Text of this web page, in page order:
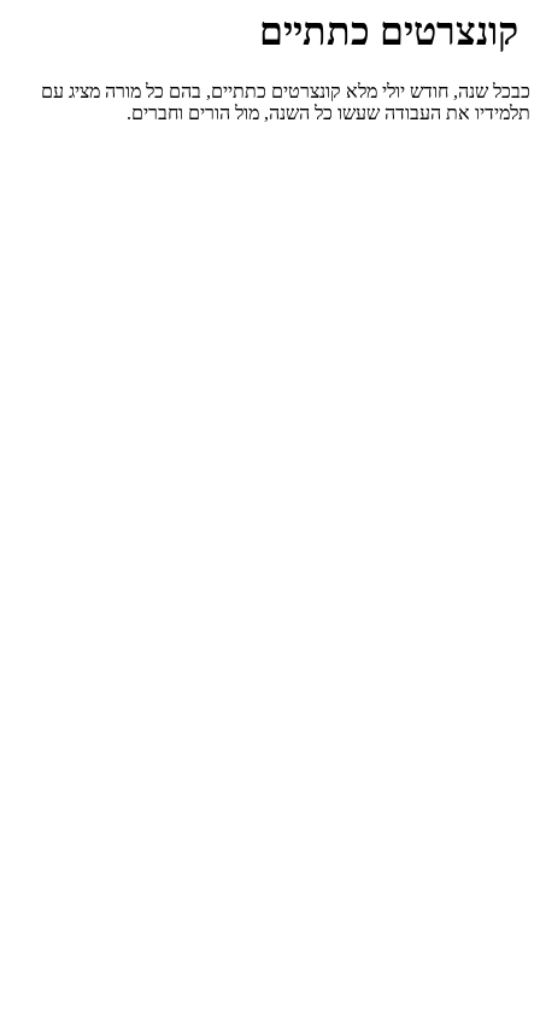
קונצרטים כתתיים
כבכל שנה, חודש יולי מלא קונצרטים כתתיים, בהם כל מורה מציג עם
תלמידיו את העבודה שעשו כל השנה, מול הורים וחברים.